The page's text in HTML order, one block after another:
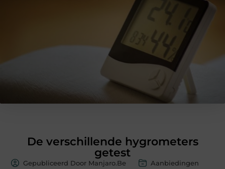
De verschillende hygrometers
getest
Gepubliceerd Door Manjaro.be Aanbiedingen